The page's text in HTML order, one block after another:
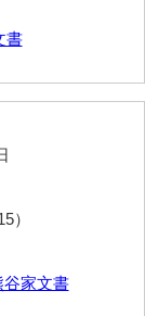
書
）
谷家文書